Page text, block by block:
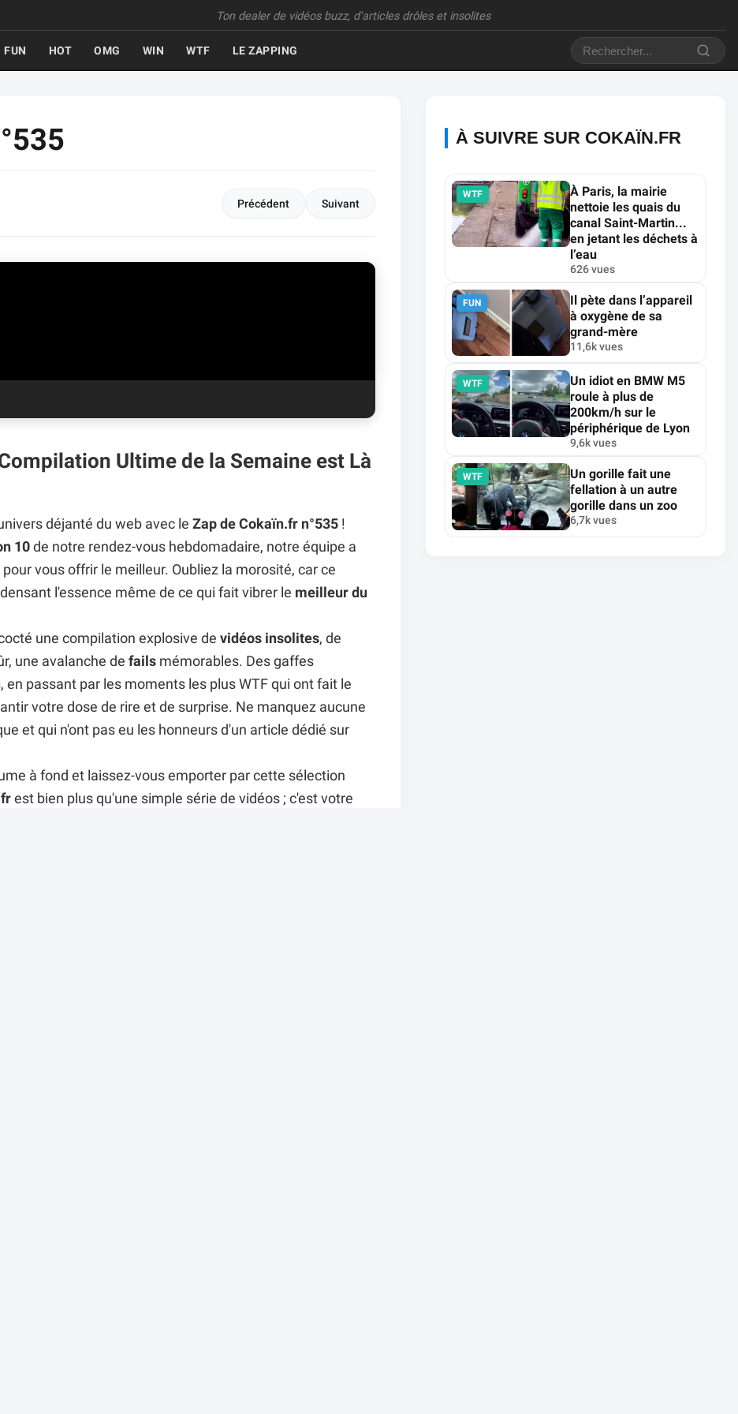
Ton dealer de vidéos buzz, d'articles drôles et insolites
FUN HOT OMG WIN WTF LE ZAPPING
Précédent Suivant
Ultime de la Semaine est Là
déjanté du web avec le Zap de Cokaïn.fr n°535 !
10 de notre rendez-vous hebdomadaire, notre équipe a
vous offrir le meilleur. Oubliez la morosité, car ce
l'essence même de ce qui fait vibrer le meilleur du
une compilation explosive de vidéos insolites, de
une avalanche de fails mémorables. Des gaffes
passant par les moments les plus WTF qui ont fait le
votre dose de rire et de surprise. Ne manquez aucune
et qui n'ont pas eu les honneurs d'un article dédié sur
à fond et laissez-vous emporter par cette sélection
est bien plus qu'une simple série de vidéos ; c'est votre
À SUIVRE SUR COKAÏN.FR
WTF
À Paris, la mairie
nettoie les quais du
canal Saint-Martin...
en jetant les déchets à
l’eau
626 vues
FUN
Il pète dans l’appareil
à oxygène de sa
grand-mère
11,6k vues
WTF
Un idiot en BMW M5
roule à plus de
200km/h sur le
périphérique de Lyon
9,6k vues
WTF
Un gorille fait une
fellation à un autre
gorille dans un zoo
6,7k vues